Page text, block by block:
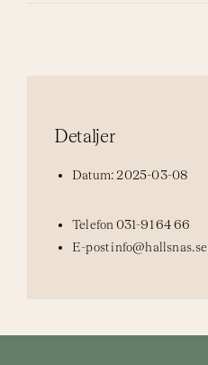
Detaljer
Datum: 2025-03-08
Telefon 031-91 64 66
E-postinfo@hallsnas.se